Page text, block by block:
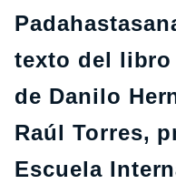
texto del libro
de Danilo
Raúl Torres,
Escuela